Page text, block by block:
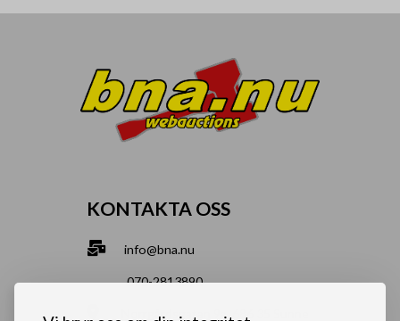
KONTAKTA OSS
info@bna.nu
070-2813890
Norrgårdsgatan 9a, 686 35 Sunne